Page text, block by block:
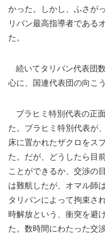
かった。しかし、ふさが
リバン最高指導者である
た。
続いてタリバン代表団
心に、国連代表団の向こ
ブラヒミ特別代表の正
た。ブラヒミ特別代表が
床に置かれたザクロをス
た。だが、どうしたら目
ことができるか、交渉の
は難航したが、オマル師
タリバンによって拘束さ
時解放という、衝突を避
た。数時間にわたった交